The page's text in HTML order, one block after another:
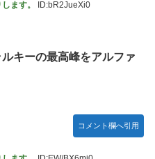
ます。 ID:bR2JueXi0
キーの最高峰をアルファ
コメント欄へ引用